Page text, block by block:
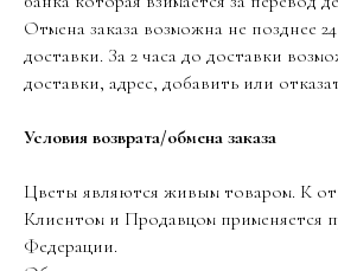
Отмена заказа возможна не позднее
доставки. За 2 часа до доставки
доставки, адрес, добавить или
Условия возврата/обмена заказа
Цветы являются живым товаром. К
Клиентом и Продавцом применяется
Федерации.